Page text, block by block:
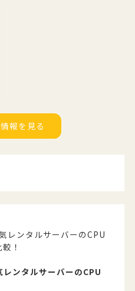
報を見る
ンタルサーバーのCPU